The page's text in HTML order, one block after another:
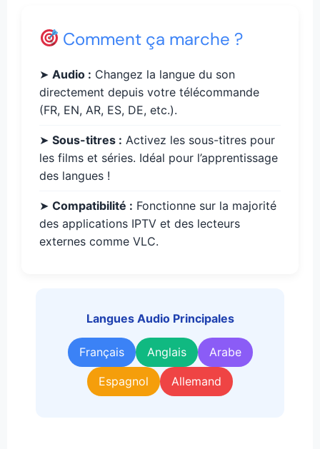
Comment ça marche ?
➤ Audio : Changez la langue du son
directement depuis votre télécommande
(FR, EN, AR, ES, DE, etc.).
➤ Sous-titres : Activez les sous-titres pour
les films et séries. Idéal pour l’apprentissage
des langues !
➤ Compatibilité : Fonctionne sur la majorité
des applications IPTV et des lecteurs
externes comme VLC.
Langues Audio Principales
Français Anglais Arabe
Espagnol Allemand